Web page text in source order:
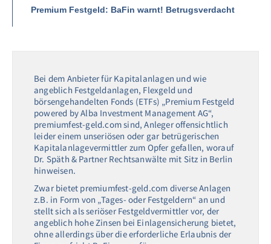
Premium Festgeld: BaFin warnt! Betrugsverdacht
Bei dem Anbieter für Kapitalanlagen und wie
angeblich Festgeldanlagen, Flexgeld und
börsengehandelten Fonds (ETFs) „Premium Festgeld
powered by Alba Investment Management AG“,
premiumfest-geld.com sind, Anleger offensichtlich
leider einem unseriösen oder gar betrügerischen
Kapitalanlagevermittler zum Opfer gefallen, worauf
Dr. Späth & Partner Rechtsanwälte mit Sitz in Berlin
hinweisen.
Zwar bietet premiumfest-geld.com diverse Anlagen
z.B. in Form von „Tages- oder Festgeldern“ an und
stellt sich als seriöser Festgeldvermittler vor, der
angeblich hohe Zinsen bei Einlagensicherung bietet,
ohne allerdings über die erforderliche Erlaubnis der